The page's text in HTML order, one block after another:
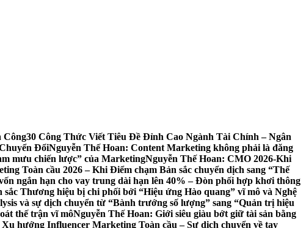
Công30 Công Thức Viết Tiêu Đề Đỉnh Cao Ngành Tài Chính – Ngân
ĐổiNguyễn Thế Hoan: Content Marketing không phải là đăng
mưu chiến lược” của MarketingNguyễn Thế Hoan: CMO 2026-Khi
Toàn cầu 2026 – Khi Điểm chạm Bản sắc chuyển dịch sang “Thế
ngắn hạn cho vay trung dài hạn lên 40% – Đòn phối hợp khơi thông
Thương hiệu bị chi phối bởi “Hiệu ứng Hào quang” vĩ mô và Nghệ
và sự dịch chuyển từ “Bành trướng số lượng” sang “Quản trị hiệu
thế trận vĩ môNguyễn Thế Hoan: Giới siêu giàu bớt giữ tài sản bằng
hướng Influencer Marketing Toàn cầu – Sự dịch chuyển về tay